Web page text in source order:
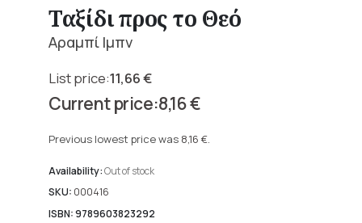
Ταξίδι προς το Θεό
Αραμπί Ιμπν
11,66€
Original
price
11,66 €.
8,16€
price
8,16 €.
Previous lowest price was 8,16 €.
Availability:Out of stock
SKU: 000416
ISBN: 9789603823292